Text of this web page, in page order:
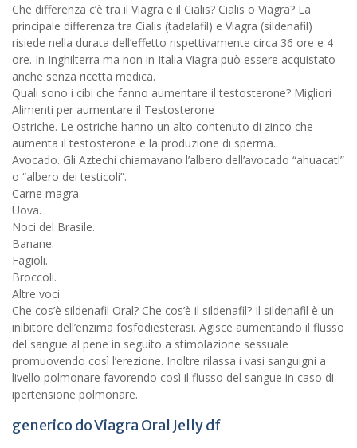
Che differenza c’è tra il Viagra e il Cialis? Cialis o Viagra? La
principale differenza tra Cialis (tadalafil) e Viagra (sildenafil)
risiede nella durata dell’effetto rispettivamente circa 36 ore e 4
ore. In Inghilterra ma non in Italia Viagra può essere acquistato
anche senza ricetta medica.
Quali sono i cibi che fanno aumentare il testosterone? Migliori
Alimenti per aumentare il Testosterone
Ostriche. Le ostriche hanno un alto contenuto di zinco che
aumenta il testosterone e la produzione di sperma.
Avocado. Gli Aztechi chiamavano l’albero dell’avocado “ahuacatl”
o “albero dei testicoli”.
Carne magra.
Uova.
Noci del Brasile.
Banane.
Fagioli.
Broccoli.
Altre voci
Che cos’è sildenafil Oral? Che cos’è il sildenafil? Il sildenafil è un
inibitore dell’enzima fosfodiesterasi. Agisce aumentando il flusso
del sangue al pene in seguito a stimolazione sessuale
promuovendo così l’erezione. Inoltre rilassa i vasi sanguigni a
livello polmonare favorendo così il flusso del sangue in caso di
ipertensione polmonare.
generico do Viagra Oral Jelly df